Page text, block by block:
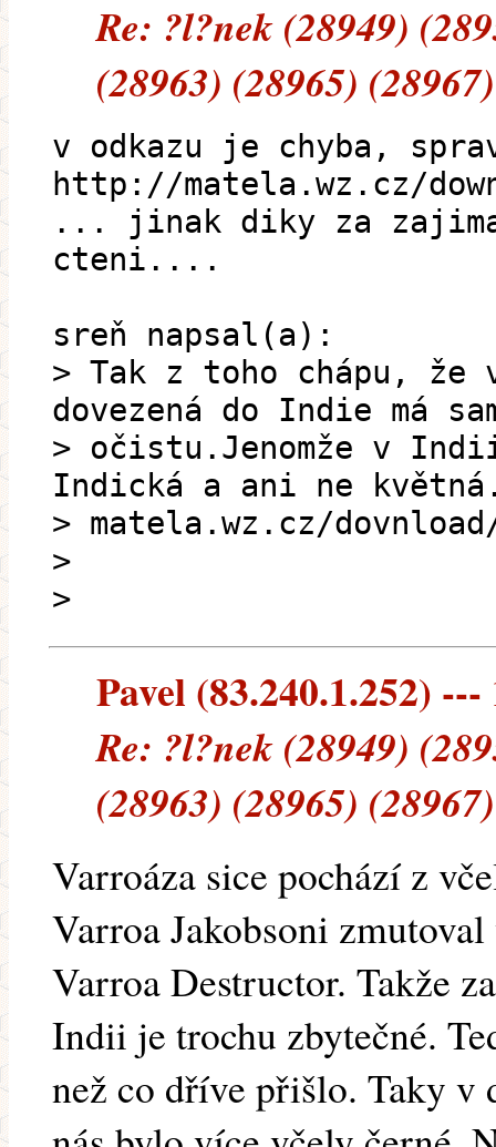
Re: ?l?nek (28949)
(28963) (28965)
v odkazu je chyba,
http://matela.wz.cz/
... jinak diky za
cteni....
sreň napsal(a):
> Tak z toho chápu, že
dovezená do Indie má
> očistu.Jenomže v
Indická a ani ne
> matela.wz.cz/
>
>
Pavel (83.240.1.252) ---
Re: ?l?nek (28949)
(28963) (28965)
Varroáza sice pochází z
Varroa Jakobsoni
Varroa Destructor. Takže
Indii je trochu zbytečné.
než co dříve přišlo. Taky v